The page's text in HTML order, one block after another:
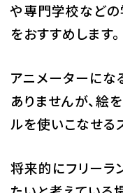
や専門学校などの
をおすすめします。
アニメーターに
ありませんが、絵
ルを使いこなせる
将来的にフリーラ